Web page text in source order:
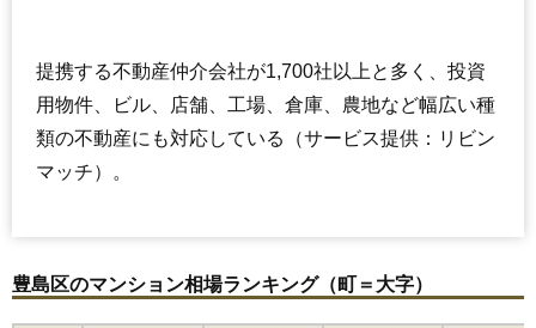
住所 東京都豊島区南大塚2丁目
交通 新大塚駅（5分）、大塚駅前駅（10分）
相場 6,030万円～6,430万円
(91.4万円/㎡~97.4万円/㎡)
ロアール大塚弐番館
提携する不動産仲介会社が1,700社以上と多く、投資
用物件、ビル、店舗、工場、倉庫、農地など幅広い種
類の不動産にも対応している（サービス提供：リビン
マッチ）。
豊島区のマンション相場ランキング（町＝大字）